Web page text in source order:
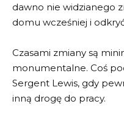
dawno nie widzianego
domu wcześniej i
Czasami zmiany są
monumentalne. Coś
Sergent Lewis, gdy
inną drogę do pracy.